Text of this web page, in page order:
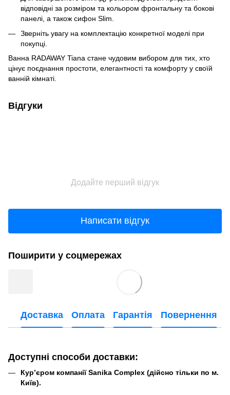
відповідні за розміром та кольором фронтальну та бокові
панелі, а також сифон Slim.
Зверніть увагу на комплектацію конкретної моделі при
покупці.
Ванна RADAWAY Tiana стане чудовим вибором для тих, хто
цінує поєднання простоти, елегантності та комфорту у своїй
ванній кімнаті.
Відгуки
Додайте перший відгук
Написати відгук
Поширити у соцмережах
Доставка Оплата Гарантія Повернення
Доступні способи доставки:
Кур’єром компанії Sanika Complex (дійсно тільки по м.
Київ).